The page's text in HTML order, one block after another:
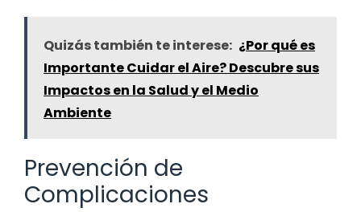
Quizás también te interese: ¿Por qué es
Importante Cuidar el Aire? Descubre sus
Impactos en la Salud y el Medio
Ambiente
Prevención de
Complicaciones